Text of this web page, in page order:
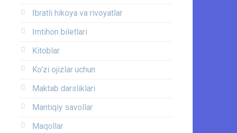
Ibratli hikoya va rivoyatlar
Imtihon biletlari
Kitoblar
Ko‘zi ojizlar uchun
Maktab darsliklari
Mantiqiy savollar
Maqollar